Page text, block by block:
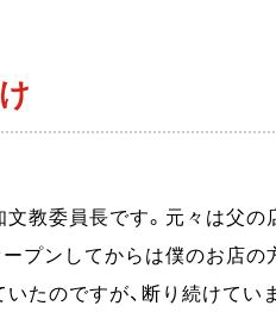
文教委員長です。元々は父
ープンしてからは僕のお店
たのですが、断り続けて